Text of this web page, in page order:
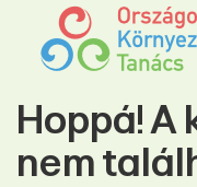
Hoppá!
nem